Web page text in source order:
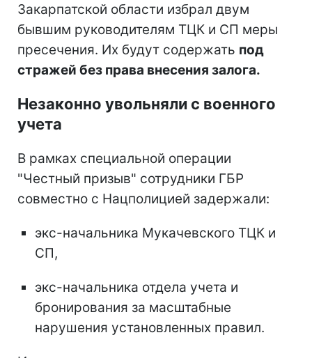
Закарпатской области избрал двум
бывшим руководителям ТЦК и СП меры
пресечения. Их будут содержать под
стражей без права внесения залога.
Незаконно увольняли с военного
учета
В рамках специальной операции
"Честный призыв" сотрудники ГБР
совместно с Нацполицией задержали:
экс-начальника Мукачевского ТЦК и
СП,
экс-начальника отдела учета и
бронирования за масштабные
нарушения установленных правил.